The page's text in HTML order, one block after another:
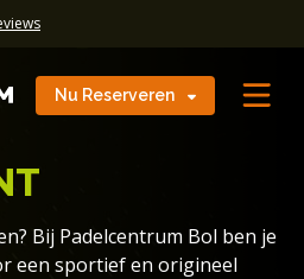
Nu Reserveren
Bij Padelcentrum Bol ben je
een sportief en origineel